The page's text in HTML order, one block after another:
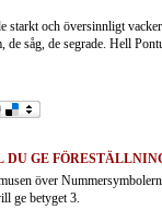
starkt och översinnligt
såg, de segrade. Hell
GE
över
ge betyget 3.